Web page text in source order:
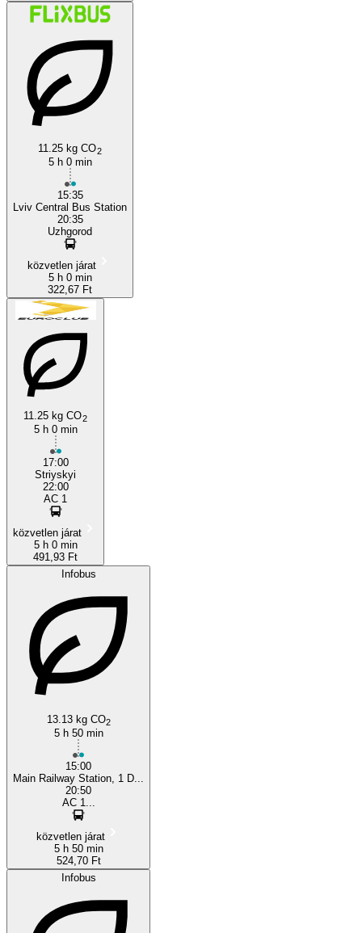
11.25 kg CO2
5 h 0 min
15:35
Lviv Central Bus Station
20:35
Uzhgorod
közvetlen járat
5 h 0 min
322,67 Ft
11.25 kg CO2
5 h 0 min
17:00
Striyskyi
22:00
АС 1
közvetlen járat
5 h 0 min
491,93 Ft
Infobus
13.13 kg CO2
5 h 50 min
15:00
Main Railway Station, 1 D...
20:50
АС 1...
közvetlen járat
5 h 50 min
524,70 Ft
Infobus